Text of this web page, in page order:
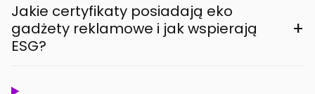
Jakie certyfikaty posiadają eko
gadżety reklamowe i jak wspierają
ESG?
+